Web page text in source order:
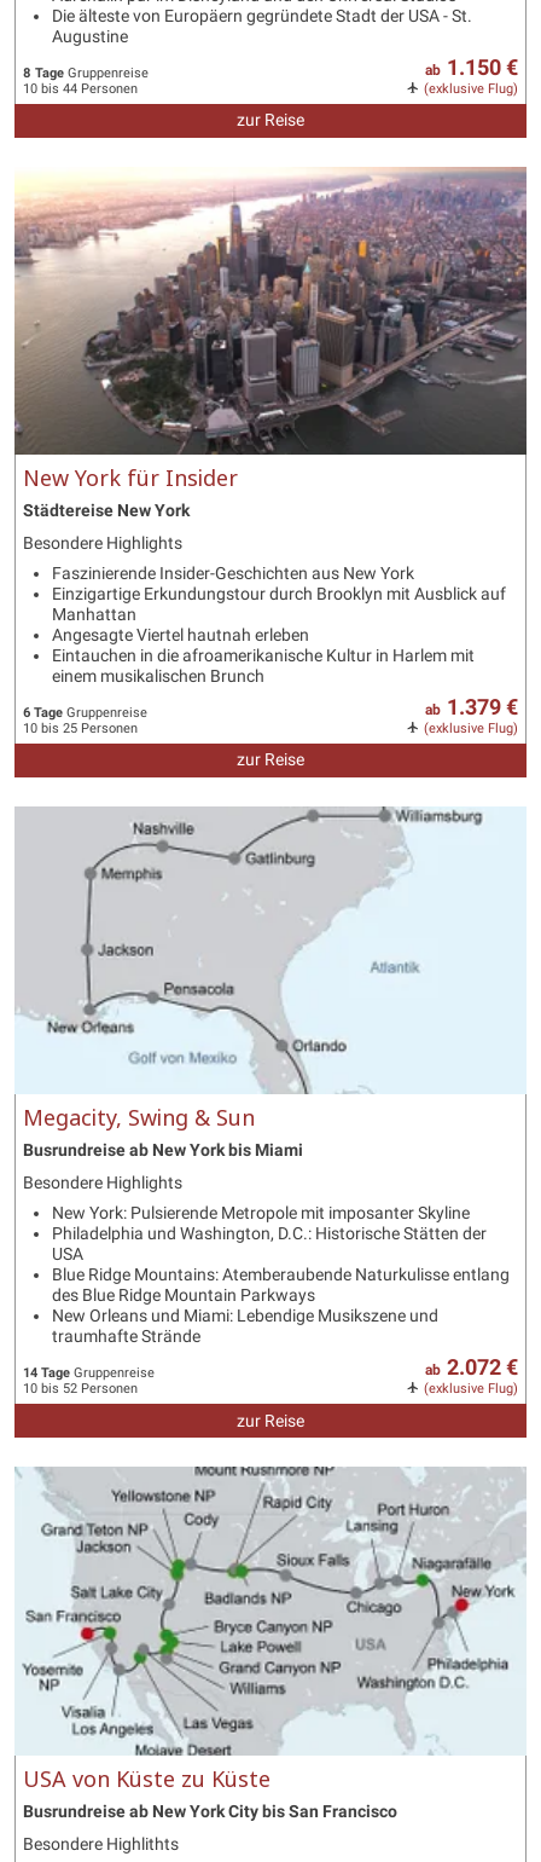
Die älteste von Europäern gegründete Stadt der USA - St.
Augustine
8 Tage Gruppenreise
10 bis 44 Personen
ab 1.150 €
(exklusive Flug)
zur Reise
New York für Insider
Städtereise New York
Besondere Highlights
Faszinierende Insider-Geschichten aus New York
Einzigartige Erkundungstour durch Brooklyn mit Ausblick auf
Manhattan
Angesagte Viertel hautnah erleben
Eintauchen in die afroamerikanische Kultur in Harlem mit
einem musikalischen Brunch
6 Tage Gruppenreise
10 bis 25 Personen
ab 1.379 €
(exklusive Flug)
zur Reise
Megacity, Swing & Sun
Busrundreise ab New York bis Miami
Besondere Highlights
New York: Pulsierende Metropole mit imposanter Skyline
Philadelphia und Washington, D.C.: Historische Stätten der
USA
Blue Ridge Mountains: Atemberaubende Naturkulisse entlang
des Blue Ridge Mountain Parkways
New Orleans und Miami: Lebendige Musikszene und
traumhafte Strände
14 Tage Gruppenreise
10 bis 52 Personen
ab 2.072 €
(exklusive Flug)
zur Reise
USA von Küste zu Küste
Busrundreise ab New York City bis San Francisco
Besondere Highlithts